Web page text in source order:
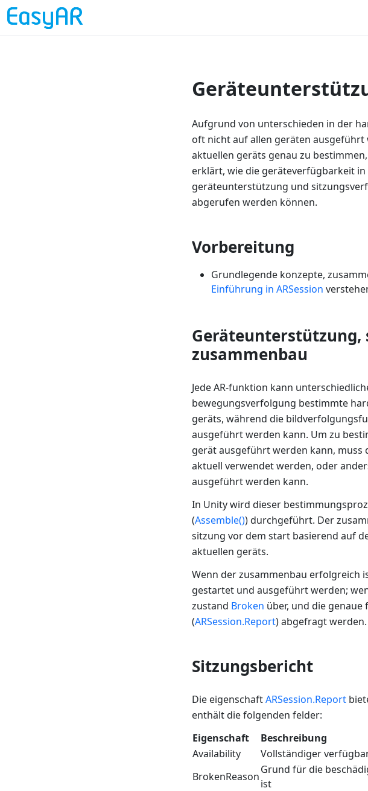
Aufgrund von unterschieden in der
oft nicht auf allen geräten
aktuellen geräts genau zu
erklärt, wie die geräteverfügbarkeit
geräteunterstützung und
abgerufen werden können.
Vorbereitung
Grundlegende konzepte,
Einführung in ARSession
zusammenbau
Jede AR-funktion kann
bewegungsverfolgung bestimmte
geräts, während die
ausgeführt werden kann. Um zu
gerät ausgeführt werden kann, muss
aktuell verwendet werden, oder
ausgeführt werden kann.
In Unity wird dieser
(Assemble()) durchgeführt. Der
sitzung vor dem start basierend auf
aktuellen geräts.
Wenn der zusammenbau erfolgreich
gestartet und ausgeführt werden;
zustand Broken über, und die
(ARSession.Report) abgefragt werden.
Sitzungsbericht
Die eigenschaftARSession.Report
enthält die folgenden felder:
Eigenschaft
Beschreibung
Availability
Vollständiger
BrokenReason
Grund für die
ist